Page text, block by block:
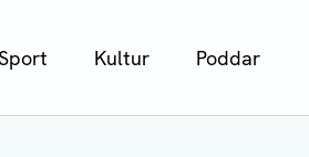
Kultur Poddar